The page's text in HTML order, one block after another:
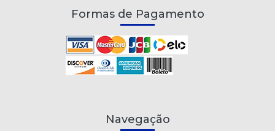
Formas de Pagamento
Navegação